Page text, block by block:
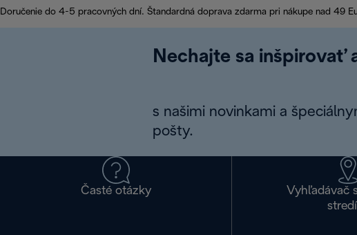
Doručenie do 4-5 pracovných dní. Štandardná doprava zdarma pri nákupe nad 49
Nechajte sa inšpirovať
s našimi novinkami a
pošty.
Časté otázky
Vyhľadávač